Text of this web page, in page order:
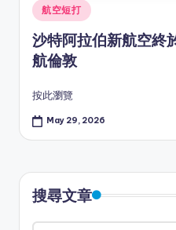
Posted
in
航空短打
沙特阿拉伯新航空終
航倫敦
按此瀏覽
May 29, 2026
搜尋文章